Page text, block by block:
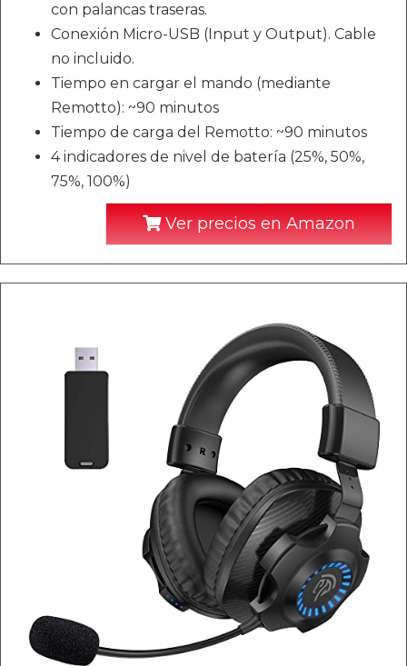
con palancas traseras.
Conexión Micro-USB (Input y Output). Cable
no incluido.
Tiempo en cargar el mando (mediante
Remotto): ~90 minutos
Tiempo de carga del Remotto: ~90 minutos
4 indicadores de nivel de batería (25%, 50%,
75%, 100%)
Ver precios en Amazon